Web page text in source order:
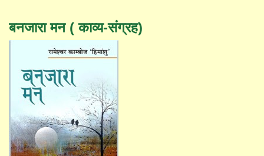
बनजारा मन ( काव्य-संग्रह)